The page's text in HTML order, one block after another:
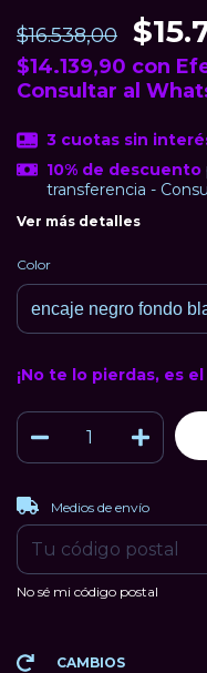
$16.538,00
$14.139,90 con
Consultar al
3 cuotas sin
10% de descuento
transferencia -
Ver más detalles
Color
¡No te lo pierdas, es
Entregas para el CP:
Medios de envío
No sé mi código postal
CAMBIOS